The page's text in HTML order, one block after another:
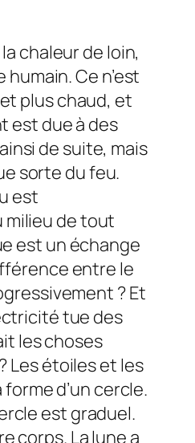
chaleur de loin,
Ce n’est
plus chaud, et
est due à des
de suite, mais
sorte du feu.
est
milieu de tout
est un échange
entre le
? Et
tue des
les choses
Les étoiles et les
d’un cercle.
est graduel.
corps. La lune a